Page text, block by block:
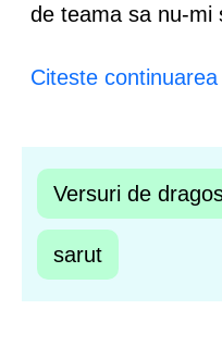
de teama sa nu-mi
Citeste continuarea
Versuri de
sarut